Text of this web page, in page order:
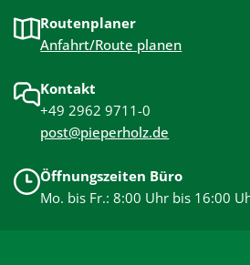
Routenplaner
Anfahrt/Route planen
Kontakt
+49 2962 9711-0
post@pieperholz.de
Öffnungszeiten Büro
Mo. bis Fr.: 8:00 Uhr bis 16:00